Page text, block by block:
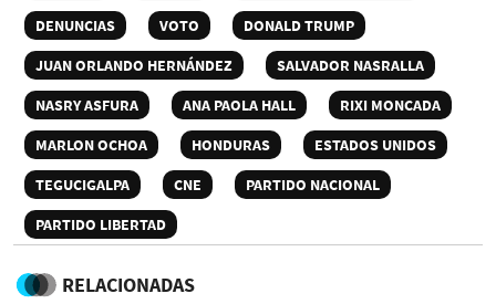
DENUNCIAS
VOTO
DONALD TRUMP
JUAN ORLANDO HERNÁNDEZ
SALVADOR NASRALLA
NASRY ASFURA
ANA PAOLA HALL
RIXI MONCADA
MARLON OCHOA
HONDURAS
ESTADOS UNIDOS
TEGUCIGALPA
CNE
PARTIDO NACIONAL
PARTIDO LIBERTAD
RELACIONADAS